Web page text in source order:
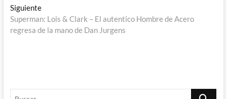
entradas
SiguienteEntrada
siguiente:
Superman: Lois & Clark – El autentico Hombre de Acero
regresa de la mano de Dan Jurgens
Buscar